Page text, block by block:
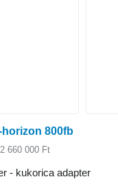
800fb
660 000 Ft
- kukorica adapter